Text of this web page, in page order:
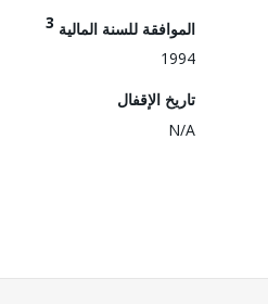
الموافقة للسنة المالية 3
1994
تاريخ الإقفال
N/A